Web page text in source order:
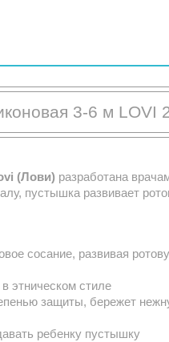
3-6 м LOVI
(Лови) разработана
пустышка развивает
сосание, развивая
этническом стиле
защиты, бережет
ребенку пустышку